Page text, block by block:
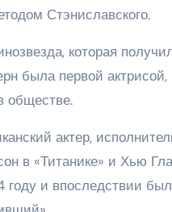
Стэниславского.
которая
была первой
обществе.
актер,
в «Титанике» и Хью
и впоследствии